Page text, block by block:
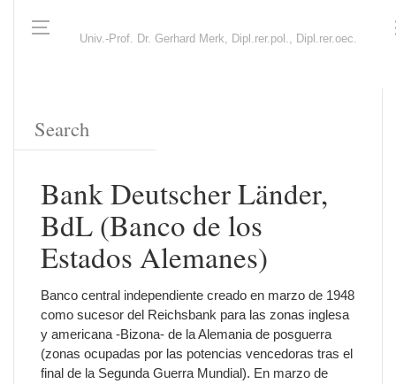
Univ.-Prof. Dr. Gerhard Merk, Dipl.rer.pol., Dipl.rer.oec.
Bank Deutscher Länder,
BdL (Banco de los
Estados Alemanes)
Banco central independiente creado en marzo de 1948
como sucesor del Reichsbank para las zonas inglesa
y americana -Bizona- de la Alemania de posguerra
(zonas ocupadas por las potencias vencedoras tras el
final de la Segunda Guerra Mundial). En marzo de